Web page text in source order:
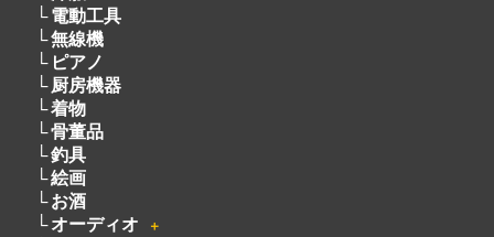
電動工具
無線機
ピアノ
厨房機器
着物
骨董品
釣具
絵画
お酒
オーディオ
＋